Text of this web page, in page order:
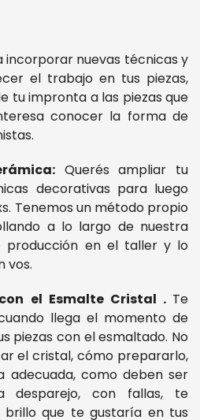
incorporar nuevas técnicas y
el trabajo en tus piezas,
tu impronta a las piezas que
conocer la forma de
Querés ampliar tu
decorativas para luego
Tenemos un método propio
a lo largo de nuestra
producción en el taller y lo
vos.
el Esmalte Cristal . Te
llega el momento de
piezas con el esmaltado. No
el cristal, cómo prepararlo,
adecuada, como deben ser
desparejo, con fallas, te
brillo que te gustaría en tus